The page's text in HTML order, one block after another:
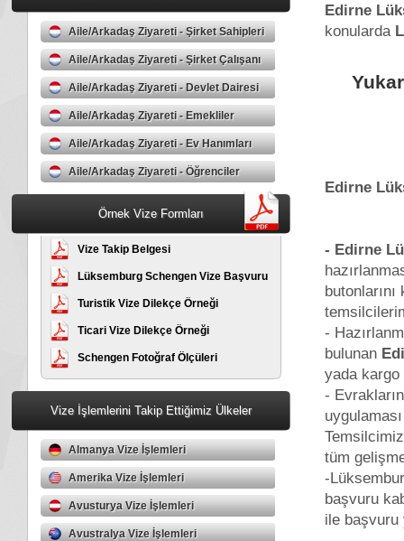
Aile/Arkadaş Ziyareti - Şirket Sahipleri
Aile/Arkadaş Ziyareti - Şirket Çalışanı
Aile/Arkadaş Ziyareti - Devlet Dairesi
ÇalışanıAile/Arkadaş Ziyareti - Emekliler
Aile/Arkadaş Ziyareti - Ev Hanımları
Aile/Arkadaş Ziyareti - Öğrenciler
Örnek Vize Formları
Vize Takip Belgesi
Lüksemburg Schengen Vize Başvuru
Formu
Turistik Vize Dilekçe Örneği
Ticari Vize Dilekçe Örneği
Schengen Fotoğraf Ölçüleri
Vize İşlemlerini Takip Ettiğimiz Ülkeler
Almanya Vize İşlemleri
Amerika Vize İşlemleri
Avusturya Vize İşlemleri
Avustralya Vize İşlemleri
Edirne
konularda
Edirne
- Edirne
-
bulunan
yada
-
tüm
-
başvuru
ile başvuru